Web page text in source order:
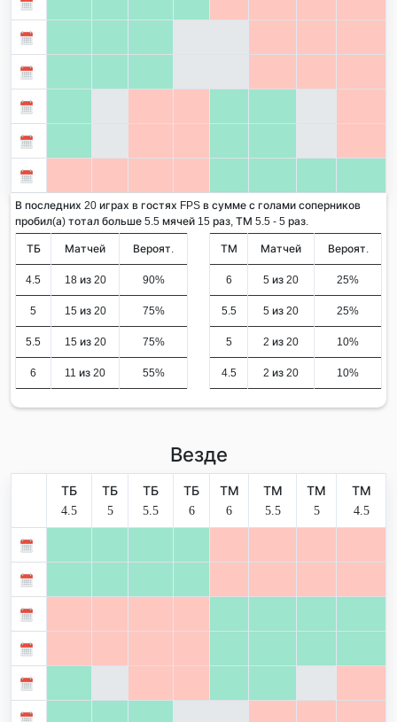
В последних 20 играх в гостях FPS в сумме с голами соперников
пробил(а) тотал больше 5.5 мячей 15 раз, ТМ 5.5 - 5 раз.
ТБ Матчей Вероят.
4.5 18 из 20 90%
5 15 из 20 75%
5.5 15 из 20 75%
6 11 из 20 55%
ТМ Матчей Вероят.
6 5 из 20 25%
5.5 5 из 20 25%
5 2 из 20 10%
4.5 2 из 20 10%
Везде
ТБ
4.5
ТБ
5
ТБ
5.5
ТБ
6
ТМ
6
ТМ
5.5
ТМ
5
ТМ
4.5